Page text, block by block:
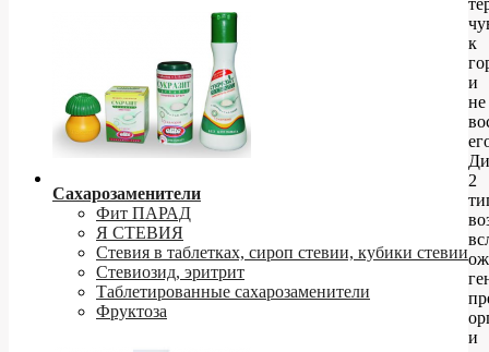
Сахарозаменители
Фит ПАРАД
Я СТЕВИЯ
Стевия в таблетках, сироп стевии, кубики стевии
Стевиозид, эритрит
Таблетированные сахарозаменители
Фруктоза
к
и
не
2
и